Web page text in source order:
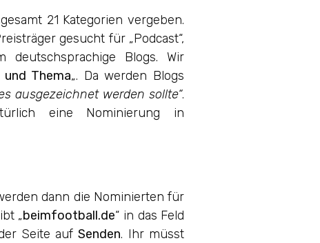
21 Kategorien vergeben.
gesucht für „Podcast“,
deutschsprachige Blogs. Wir
und Thema„. Da werden Blogs
ausgezeichnet werden sollte“.
eine Nominierung in
dann die Nominierten für
„beimfootball.de“ in das Feld
Seite aufSenden. Ihr müsst